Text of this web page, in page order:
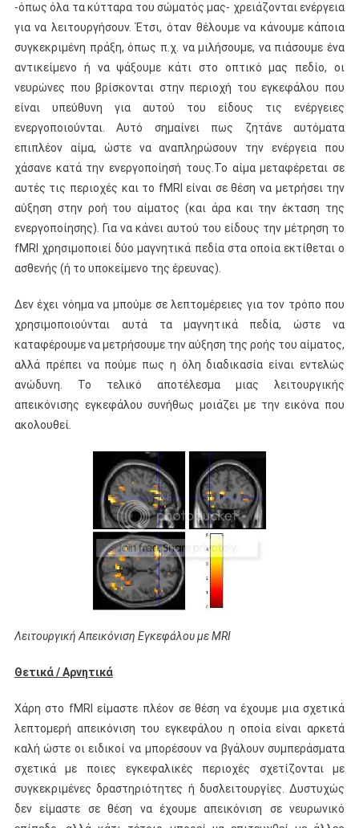
-όπως όλα τα κύτταρα του σώματός μας- χρειάζονται ενέργεια
για να λειτουργήσουν. Έτσι, όταν θέλουμε να κάνουμε κάποια
συγκεκριμένη πράξη, όπως π.χ. να μιλήσουμε, να πιάσουμε ένα
αντικείμενο ή να ψάξουμε κάτι στο οπτικό μας πεδίο, οι
νευρώνες που βρίσκονται στην περιοχή του εγκεφάλου που
είναι υπεύθυνη για αυτού του είδους τις ενέργειες
ενεργοποιούνται. Αυτό σημαίνει πως ζητάνε αυτόματα
επιπλέον αίμα, ώστε να αναπληρώσουν την ενέργεια που
χάσανε κατά την ενεργοποίησή τους.Το αίμα μεταφέρεται σε
αυτές τις περιοχές και το fMRI είναι σε θέση να μετρήσει την
αύξηση στην ροή του αίματος (και άρα και την έκταση της
ενεργοποίησης). Για να κάνει αυτού του είδους την μέτρηση το
fMRI χρησιμοποιεί δύο μαγνητικά πεδία στα οποία εκτίθεται ο
ασθενής (ή το υποκείμενο της έρευνας).
Δεν έχει νόημα να μπούμε σε λεπτομέρειες για τον τρόπο που
χρησιμοποιούνται αυτά τα μαγνητικά πεδία, ώστε να
καταφέρουμε να μετρήσουμε την αύξηση της ροής του αίματος,
αλλά πρέπει να πούμε πως η όλη διαδικασία είναι εντελώς
ανώδυνη. Το τελικό αποτέλεσμα μιας λειτουργικής
απεικόνισης εγκεφάλου συνήθως μοιάζει με την εικόνα που
ακολουθεί.
Λειτουργική Απεικόνιση Εγκεφάλου με MRI
Θετικά / Αρνητικά
Χάρη στο fMRI είμαστε πλέον σε θέση να έχουμε μια σχετικά
λεπτομερή απεικόνιση του εγκεφάλου η οποία είναι αρκετά
καλή ώστε οι ειδικοί να μπορέσουν να βγάλουν συμπεράσματα
σχετικά με ποιες εγκεφαλικές περιοχές σχετίζονται με
συγκεκριμένες δραστηριότητες ή δυσλειτουργίες. Δυστυχώς
δεν είμαστε σε θέση να έχουμε απεικόνιση σε νευρωνικό